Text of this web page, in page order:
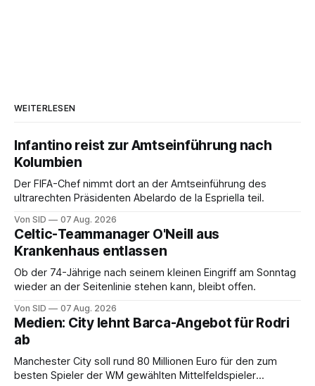
WEITERLESEN
Infantino reist zur Amtseinführung nach
Kolumbien
Der FIFA-Chef nimmt dort an der Amtseinführung des
ultrarechten Präsidenten Abelardo de la Espriella teil.
Von SID 07 Aug. 2026
Celtic-Teammanager O'Neill aus
Krankenhaus entlassen
Ob der 74-Jährige nach seinem kleinen Eingriff am Sonntag
wieder an der Seitenlinie stehen kann, bleibt offen.
Von SID 07 Aug. 2026
Medien: City lehnt Barca-Angebot für Rodri
ab
Manchester City soll rund 80 Millionen Euro für den zum
besten Spieler der WM gewählten Mittelfeldspieler